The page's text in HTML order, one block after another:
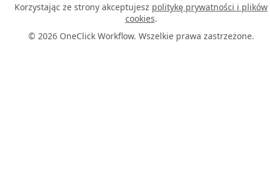
Korzystając ze strony akceptujesz politykę prywatności i plików
cookies.
© 2026 OneClick Workflow. Wszelkie prawa zastrzeżone.